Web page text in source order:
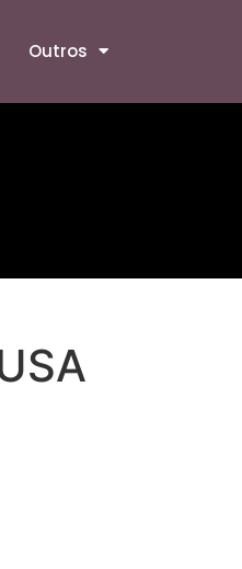
Outros